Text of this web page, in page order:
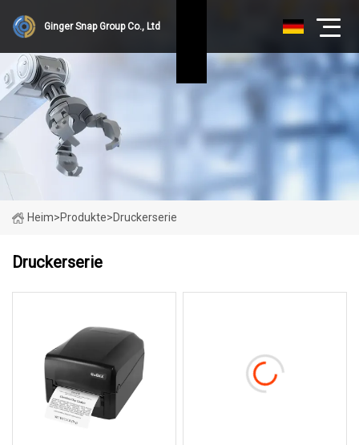
Ginger Snap Group Co., Ltd
Heim>Produkte>Druckerserie
Druckerserie